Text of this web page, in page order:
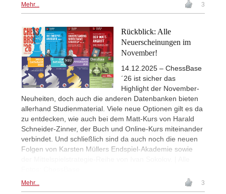
Mehr... 3
Rückblick: Alle
Neuerscheinungen im
November!
14.12.2025 – ChessBase
´26 ist sicher das
Highlight der November-
Neuheiten, doch auch die anderen Datenbanken bieten
allerhand Studienmaterial. Viele neue Optionen gilt es da
zu entdecken, wie auch bei dem Matt-Kurs von Harald
Schneider-Zinner, der Buch und Online-Kurs miteinander
verbindet. Und schließlich sind da auch noch die neuen
Folgen von Karsten Müllers Endspiel-Akademie sowie
Mehr... 3